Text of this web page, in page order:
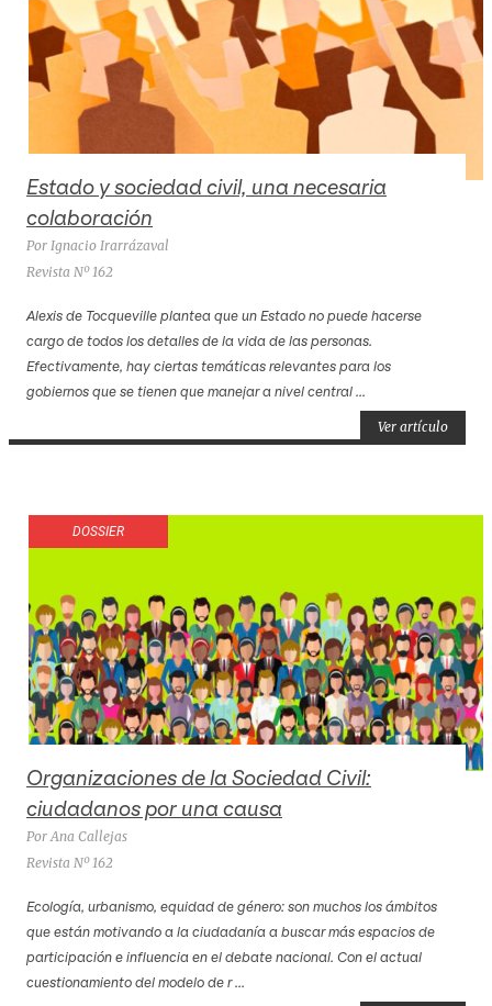
Estado y sociedad civil, una necesaria
colaboración
Por Ignacio Irarrázaval
Revista Nº 162
Alexis de Tocqueville plantea que un Estado no puede hacerse
cargo de todos los detalles de la vida de las personas.
Efectivamente, hay ciertas temáticas relevantes para los
gobiernos que se tienen que manejar a nivel central ...
Ver artículo
DOSSIER
Organizaciones de la Sociedad Civil:
ciudadanos por una causa
Por Ana Callejas
Revista Nº 162
Ecología, urbanismo, equidad de género: son muchos los ámbitos
que están motivando a la ciudadanía a buscar más espacios de
participación e influencia en el debate nacional. Con el actual
cuestionamiento del modelo de r ...